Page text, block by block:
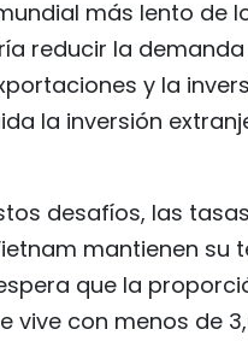
más lento de
reducir la
y la
la inversión
desafíos, las
mantienen su
que la
vive con menos de